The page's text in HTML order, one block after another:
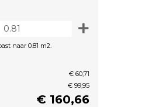
naar 0.81 m2.
€ 60,71
€ 99,95
€ 160,66